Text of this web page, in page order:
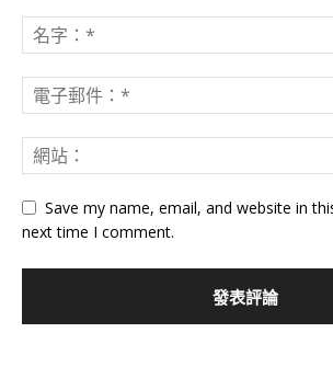
Save my name, email, and website in
next time I comment.